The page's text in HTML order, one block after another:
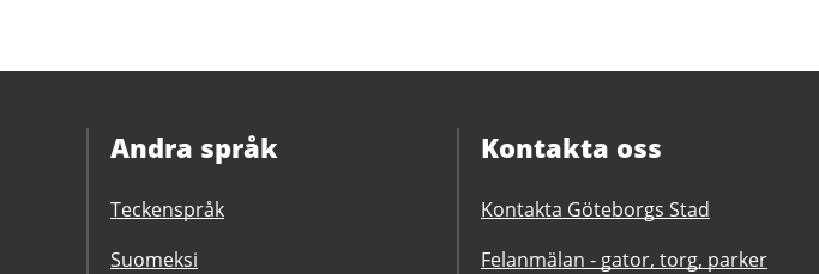
Andra språk
Teckenspråk
Suomeksi
Kontakta oss
Kontakta Göteborgs Stad
Felanmälan - gator, torg, parker